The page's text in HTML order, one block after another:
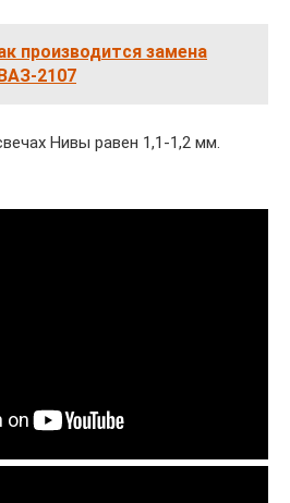
производится замена
2107
Нивы равен 1,1-1,2 мм.